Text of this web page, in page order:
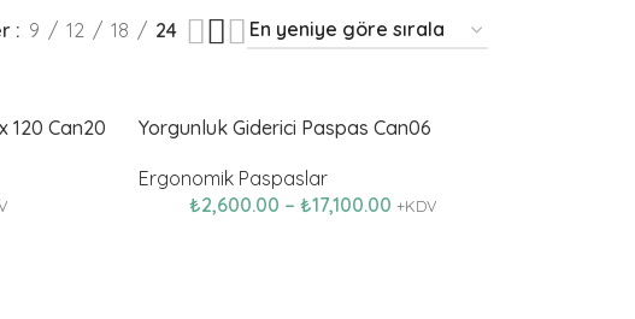
9 12 18 24
120 Can20 Yorgunluk Giderici Paspas Can06
Ergonomik Paspaslar
₺2,600.00 –₺17,100.00 +KDV